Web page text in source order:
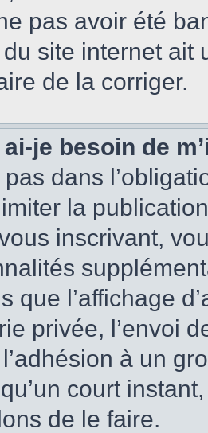
pas avoir été
site internet ait
de la corriger.
je besoin de
pas dans
la
inscrivant,
que l’affichage
privée, l’envoi
à un
court
de le faire.